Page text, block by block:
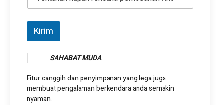
Kirim
SAHABAT MUDA
Fitur canggih dan penyimpanan yang lega juga
membuat pengalaman berkendara anda semakin
nyaman.